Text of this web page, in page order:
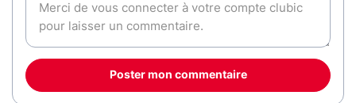
Poster mon commentaire